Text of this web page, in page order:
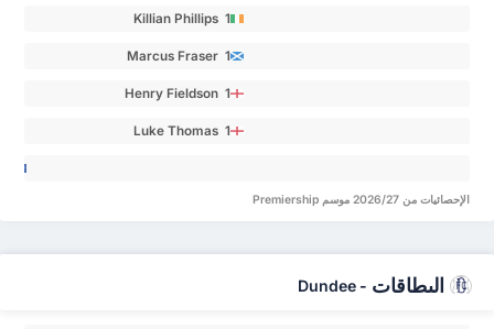
Killian Phillips 1
Marcus Fraser 1
Henry Fieldson 1
Luke Thomas 1
الإحصائيات من 2026/27 موسم Premiership
البطاقات -
Dundee